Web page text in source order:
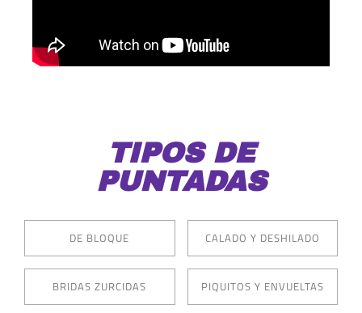
TIPOS DE
PUNTADAS
DE BLOQUE CALADO Y DESHILADO
BRIDAS ZURCIDAS PIQUITOS Y ENVUELTAS